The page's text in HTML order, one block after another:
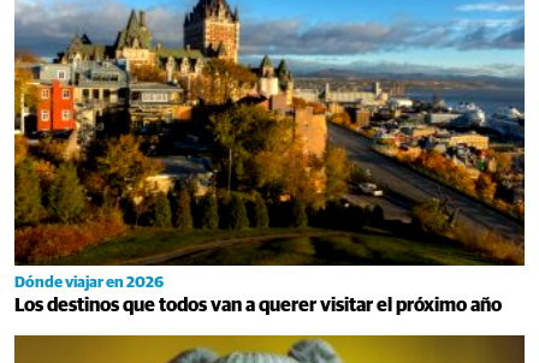
Dónde viajar en 2026
Los destinos que todos van a querer visitar el próximo año